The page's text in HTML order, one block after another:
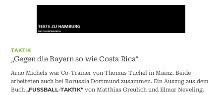
TAKTIK
„Gegen die Bayern so wie Costa Rica“
Arno Michels war Co-Trainer von Thomas Tuchel in Mainz. Beide
arbeiteten auch bei Borussia Dortmund zusammen. Ein Auszug aus dem
Buch„FUSSBALL-TAKTIK“ von Matthias Greulich und Elmar Neveling.